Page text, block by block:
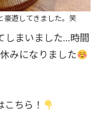
豪遊してきました。笑
しまいました…時間
みになりました
ちら！